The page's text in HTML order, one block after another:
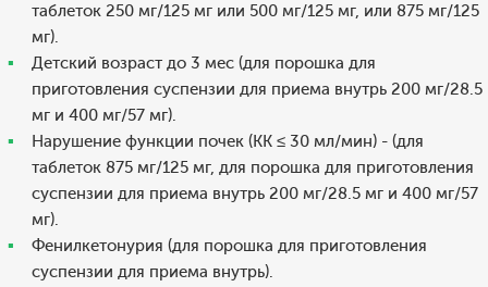
таблеток 250 мг/125 мг или 500 мг/125 мг, или 875 мг/125
мг).
Детский возраст до 3 мес (для порошка для
приготовления суспензии для приема внутрь 200 мг/28.5
мг и 400 мг/57 мг).
Нарушение функции почек (КК ≤ 30 мл/мин) - (для
таблеток 875 мг/125 мг, для порошка для приготовления
суспензии для приема внутрь 200 мг/28.5 мг и 400 мг/57
мг).
Фенилкетонурия (для порошка для приготовления
суспензии для приема внутрь).